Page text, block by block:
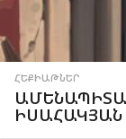
ՀԵՔԻԱԹՆԵՐ
ԻՍԱՀԱԿՅԱՆ